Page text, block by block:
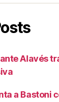
Alavés
a Bastoni